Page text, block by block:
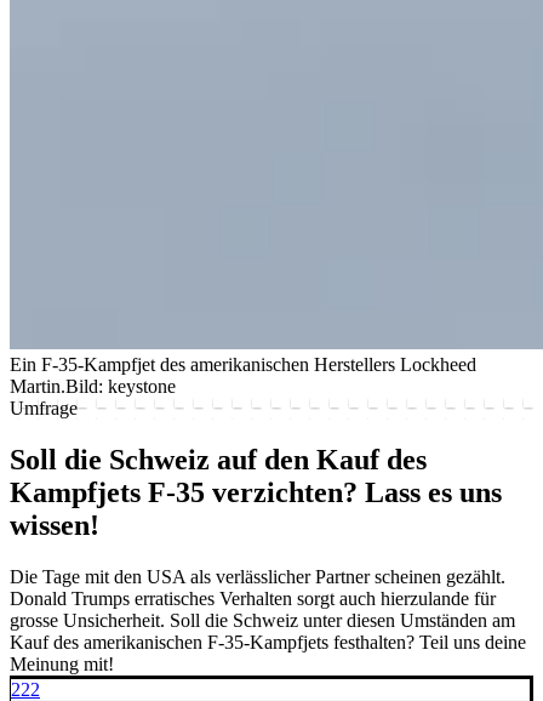
Ein F-35-Kampfjet des amerikanischen Herstellers Lockheed
Martin.Bild: keystone
Umfrage
Soll die Schweiz auf den Kauf des
Kampfjets F-35 verzichten? Lass es uns
wissen!
Die Tage mit den USA als verlässlicher Partner scheinen gezählt.
Donald Trumps erratisches Verhalten sorgt auch hierzulande für
grosse Unsicherheit. Soll die Schweiz unter diesen Umständen am
Kauf des amerikanischen F-35-Kampfjets festhalten? Teil uns deine
Meinung mit!
222